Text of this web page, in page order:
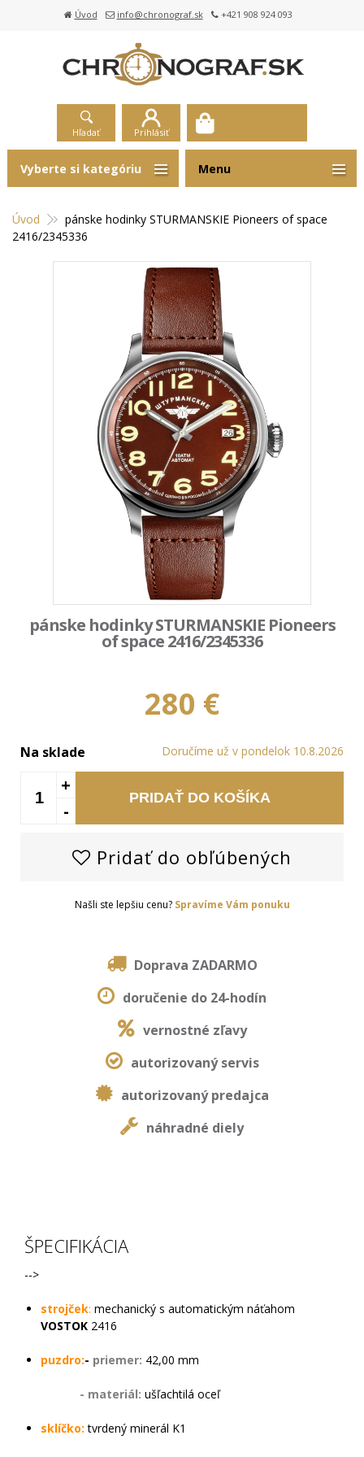
Úvod info@chronograf.sk +421 908 924 093
Hľadať Prihlásiť
Úvod
pánske hodinky STURMANSKIE Pioneers of space
2416/2345336
pánske hodinky STURMANSKIE Pioneers
of space 2416/2345336
280 €
Na sklade Doručíme už v pondelok 10.8.2026
PRIDAŤ DO KOŠÍKA
+
-
Pridať do obľúbených
Našli ste lepšiu cenu? Spravíme Vám ponuku
Doprava ZADARMO
doručenie do 24-hodín
vernostné zľavy
autorizovaný servis
autorizovaný predajca
náhradné diely
ŠPECIFIKÁCIA
-->
strojček: mechanický s automatickým náťahom
VOSTOK 2416
puzdro:- priemer: 42,00 mm
- materiál: ušľachtilá oceľ
sklíčko:tvrdený minerál K1
Vyberte si kategóriu Menu